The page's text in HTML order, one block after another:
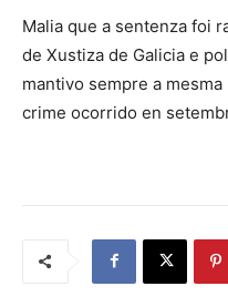
Malia que a sentenza foi
de Xustiza de Galicia e
mantivo sempre a
crime ocorrido en